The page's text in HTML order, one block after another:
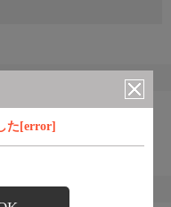
た[error]